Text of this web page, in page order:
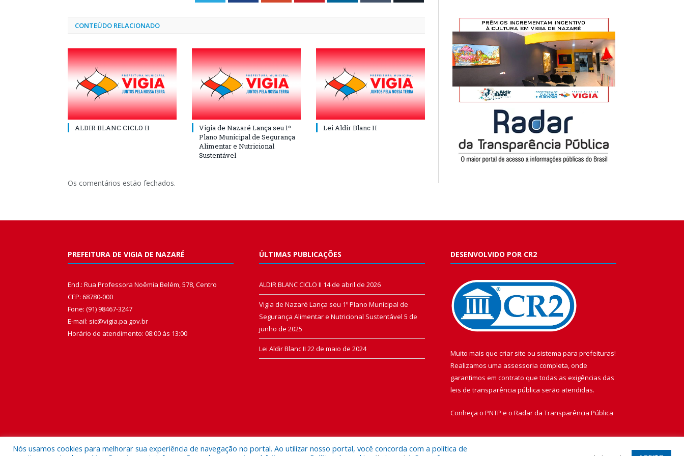
CONTEÚDO RELACIONADO
ALDIR BLANC CICLO II
Vigia de Nazaré Lança seu 1º
Plano Municipal de Segurança
Alimentar e Nutricional
Sustentável
Lei Aldir Blanc II
Os comentários estão fechados.
PREFEITURA DE VIGIA DE NAZARÉ
End.: Rua Professora Noêmia Belém, 578, Centro
CEP: 68780-000
Fone: (91) 98467-3247
E-mail: sic@vigia.pa.gov.br
Horário de atendimento: 08:00 às 13:00
ÚLTIMAS PUBLICAÇÕES
ALDIR BLANC CICLO II 14 de abril de 2026
Vigia de Nazaré Lança seu 1º Plano Municipal de
Segurança Alimentar e Nutricional Sustentável 5 de
junho de 2025
Lei Aldir Blanc II 22 de maio de 2024
DESENVOLVIDO POR CR2
Muito mais que criar site ou sistema para prefeituras!
Realizamos uma assessoria completa, onde
garantimos em contrato que todas as exigências das
leis de transparência pública serão atendidas.
Conheça o PNTP e o Radar da Transparência Pública
Nós usamos cookies para melhorar sua experiência de navegação no portal. Ao utilizar nosso portal, você concorda com a política de